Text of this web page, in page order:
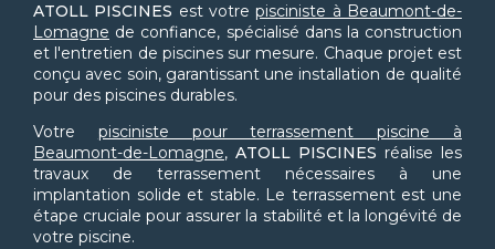
ATOLL PISCINES est votrepisciniste à Beaumont-de-
Lomagne de confiance, spécialisé dans la construction
et l'entretien de piscines sur mesure. Chaque projet est
conçu avec soin, garantissant une installation de qualité
pour des piscines durables.
Votre pisciniste pour terrassement piscine à
Beaumont-de-Lomagne, ATOLL PISCINES réalise les
travaux de terrassement nécessaires à une
implantation solide et stable. Le terrassement est une
étape cruciale pour assurer la stabilité et la longévité de
votre piscine.